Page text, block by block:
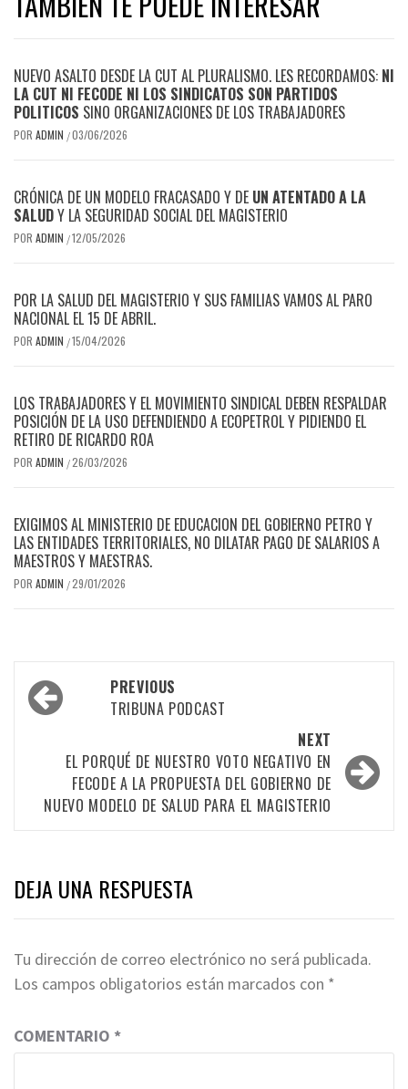
NUEVO ASALTO DESDE LA CUT AL PLURALISMO. LES RECORDAMOS: NI
LA CUT NI FECODE NI LOS SINDICATOS SON PARTIDOS
POLITICOS SINO ORGANIZACIONES DE LOS TRABAJADORES
POR ADMIN /03/06/2026
CRÓNICA DE UN MODELO FRACASADO Y DE UN ATENTADO A LA
SALUDY LA SEGURIDAD SOCIAL DEL MAGISTERIO
POR ADMIN /12/05/2026
POR LA SALUD DEL MAGISTERIO Y SUS FAMILIAS VAMOS AL PARO
NACIONAL EL 15 DE ABRIL.
POR ADMIN /15/04/2026
LOS TRABAJADORES Y EL MOVIMIENTO SINDICAL DEBEN RESPALDAR
POSICIÓN DE LA USO DEFENDIENDO A ECOPETROL Y PIDIENDO EL
RETIRO DE RICARDO ROA
POR ADMIN /26/03/2026
EXIGIMOS AL MINISTERIO DE EDUCACION DEL GOBIERNO PETRO Y
LAS ENTIDADES TERRITORIALES, NO DILATAR PAGO DE SALARIOS A
MAESTROS Y MAESTRAS.
POR ADMIN /29/01/2026
Post
navigation
PREVIOUS
TRIBUNA PODCAST
NEXT
EL PORQUÉ DE NUESTRO VOTO NEGATIVO EN
FECODE A LA PROPUESTA DEL GOBIERNO DE
NUEVO MODELO DE SALUD PARA EL MAGISTERIO
DEJA UNA RESPUESTA
Tu dirección de correo electrónico no será publicada.
Los campos obligatorios están marcados con *
COMENTARIO *